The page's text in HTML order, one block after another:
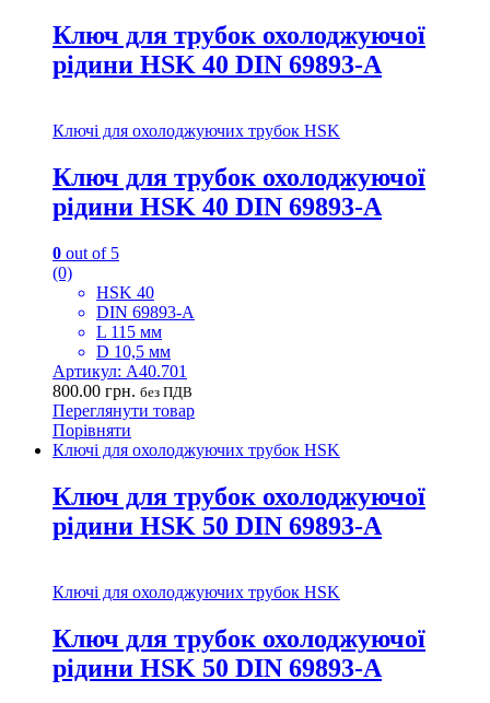
Ключ для трубок охолоджуючої
рідини HSK 40 DIN 69893-А
Ключі для охолоджуючих трубок HSK
Ключ для трубок охолоджуючої
рідини HSK 40 DIN 69893-А
0 out of 5
(0)
HSK 40
DIN 69893-А
L 115 мм
D 10,5 мм
Артикул: A40.701
800.00 грн. без ПДВ
Переглянути товар
Порівняти
Ключі для охолоджуючих трубок HSK
Ключ для трубок охолоджуючої
рідини HSK 50 DIN 69893-А
Ключі для охолоджуючих трубок HSK
Ключ для трубок охолоджуючої
рідини HSK 50 DIN 69893-А